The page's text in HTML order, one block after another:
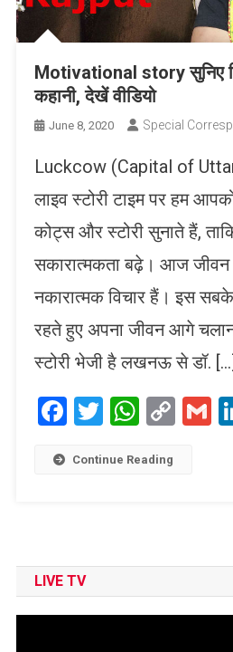
Motivational story सुनिए
कहानी, देखें वीडियो
June 8, 2020 Special
Luckcow (Capital of
लाइव स्टोरी टाइम पर हम
कोट्स और स्टोरी सुनाते हैं,
सकारात्मकता बढ़े। आज जीवन
नकारात्मक विचार हैं। इस
रहते हुए अपना जीवन आगे
स्टोरी भेजी है लखनऊ से डॉ. […]
Facebook
Twitter
Continue Reading
LIVE TV